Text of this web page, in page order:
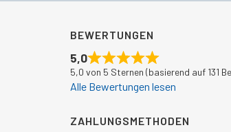
BEWERTUNGEN
5,0
5,0 von 5 Sternen (basierend auf 131
Alle Bewertungen lesen
ZAHLUNGSMETHODEN